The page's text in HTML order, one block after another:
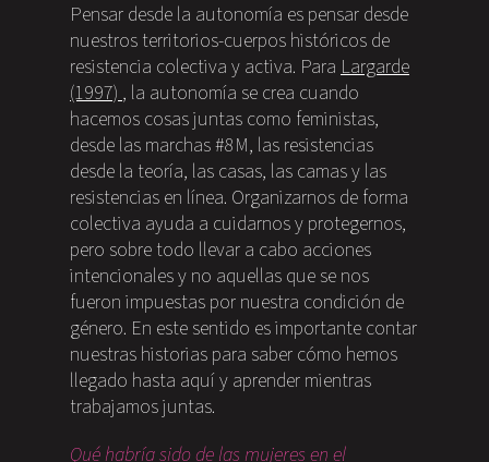
Pensar desde la autonomía es pensar desde
nuestros territorios-cuerpos históricos de
resistencia colectiva y activa. Para Largarde
(1997), la autonomía se crea cuando
hacemos cosas juntas como feministas,
desde las marchas #8M, las resistencias
desde la teoría, las casas, las camas y las
resistencias en línea. Organizarnos de forma
colectiva ayuda a cuidarnos y protegernos,
pero sobre todo llevar a cabo acciones
intencionales y no aquellas que se nos
fueron impuestas por nuestra condición de
género. En este sentido es importante contar
nuestras historias para saber cómo hemos
llegado hasta aquí y aprender mientras
trabajamos juntas.
Qué habría sido de las mujeres en el